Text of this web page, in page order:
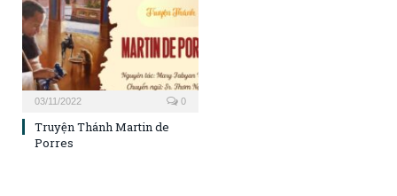
03/11/2022 0
Truyện Thánh Martin de
Porres